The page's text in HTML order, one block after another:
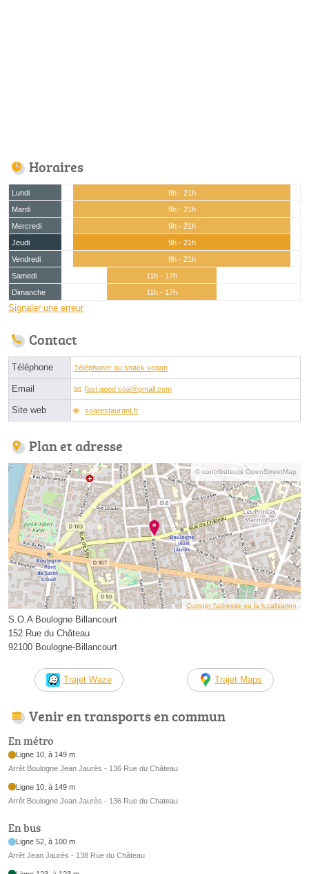
Horaires
Lundi
9h - 21h
Mardi
9h - 21h
Mercredi
9h - 21h
Jeudi
9h - 21h
Vendredi
9h - 21h
Samedi
11h - 17h
Dimanche
11h - 17h
Signaler une erreur
Contact
Téléphone Téléphoner au snack vegan
Email fast.good.soaⓐgmail.com
Site web soarestaurant.fr
Plan et adresse
© contributeurs OpenStreetMap
Corriger l’adresse ou la localisation
S.O.A Boulogne Billancourt
152 Rue du Château
92100 Boulogne-Billancourt
Trajet Waze Trajet Maps
Venir en transports en commun
En métro
Ligne 10, à 149 m
Arrêt Boulogne Jean Jaurès - 136 Rue du Château
Ligne 10, à 149 m
Arrêt Boulogne Jean Jaurès - 136 Rue du Chateau
En bus
Ligne 52, à 100 m
Arrêt Jean Jaurès - 138 Rue du Château